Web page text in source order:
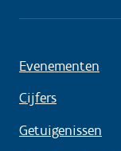
Evenementen
Cijfers
Getuigenissen